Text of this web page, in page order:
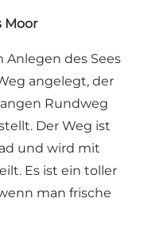
Moor
des Sees
angelegt, der
Rundweg
Der Weg ist
und wird mit
Es ist ein toller
man frische